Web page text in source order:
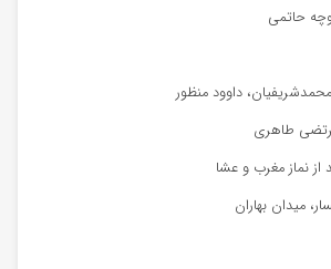
حاتمی
داوود منظور
طاهری
میدان بهاران